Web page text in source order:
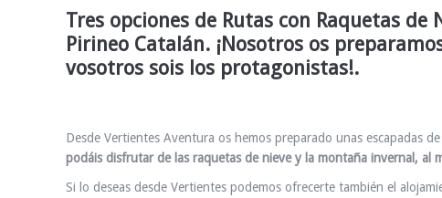
Tres opciones de Rutas con Raquetas de
Pirineo Catalán. ¡Nosotros os
vosotros sois los protagonistas!.
Desde Vertientes Aventura os hemos preparado unas escapadas
podáis disfrutar de las raquetas de nieve y la montaña invernal, al
Si lo deseas desde Vertientes podemos ofrecerte también el